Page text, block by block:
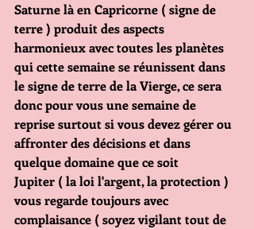
Saturne là en Capricorne ( signe de
terre ) produit des aspects
harmonieux avec toutes les planètes
qui cette semaine se réunissent dans
le signe de terre de la Vierge, ce sera
donc pour vous une semaine de
reprise surtout si vous devez gérer ou
affronter des décisions et dans
quelque domaine que ce soit
Jupiter ( la loi l'argent, la protection )
vous regarde toujours avec
complaisance ( soyez vigilant tout de